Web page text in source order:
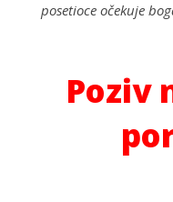
posetioce očekuje
Poziv